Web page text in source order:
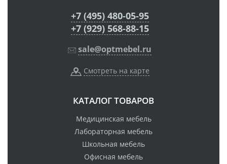
+7 (495) 480-05-95
+7 (929) 568-88-15
sale@optmebel.ru
Смотреть на карте
КАТАЛОГ ТОВАРОВ
Медицинская мебель
Лабораторная мебель
Школьная мебель
Офисная мебель